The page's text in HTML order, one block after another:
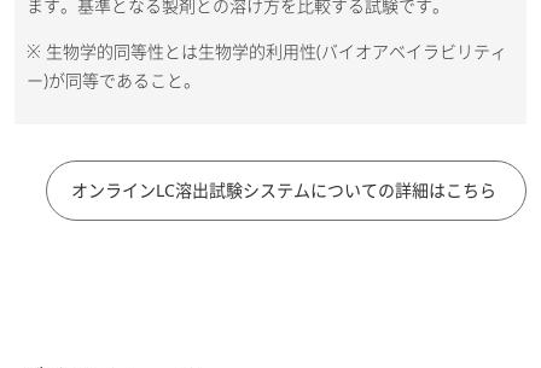
ます。基準となる製剤との溶け方を比較する試験です。
※ 生物学的同等性とは生物学的利用性(バイオアベイラビリティ
ー)が同等であること。
オンラインLC溶出試験システムについての詳細はこちら